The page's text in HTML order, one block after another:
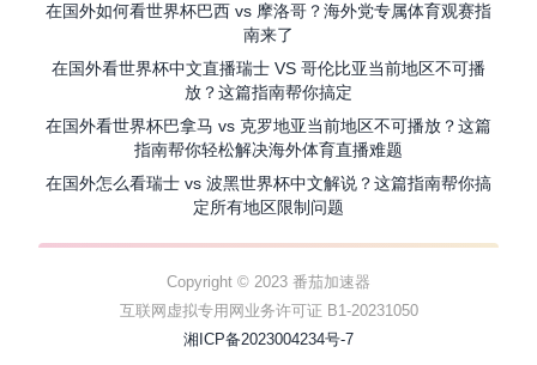
在国外如何看世界杯巴西 vs 摩洛哥？海外党专属体育观赛指
南来了
在国外看世界杯中文直播瑞士 VS 哥伦比亚当前地区不可播
放？这篇指南帮你搞定
在国外看世界杯巴拿马 vs 克罗地亚当前地区不可播放？这篇
指南帮你轻松解决海外体育直播难题
在国外怎么看瑞士 vs 波黑世界杯中文解说？这篇指南帮你搞
定所有地区限制问题
Copyright © 2023 番茄加速器
互联网虚拟专用网业务许可证 B1-20231050
湘ICP备2023004234号-7